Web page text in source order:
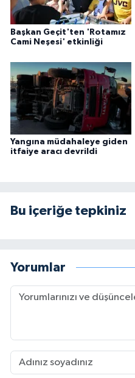
Başkan Geçit'ten 'Rotamız
Cami Neşesi' etkinliği
Yangına müdahaleye giden
itfaiye aracı devrildi
Bu içeriğe tepkiniz
Yorumlar